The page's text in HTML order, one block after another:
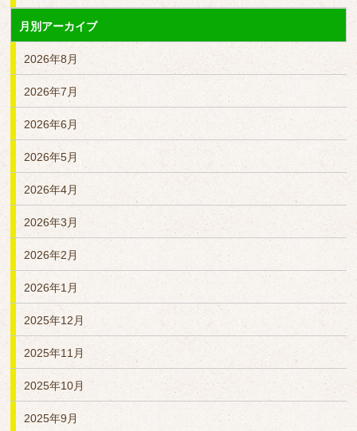
月別アーカイブ
2026年8月
2026年7月
2026年6月
2026年5月
2026年4月
2026年3月
2026年2月
2026年1月
2025年12月
2025年11月
2025年10月
2025年9月